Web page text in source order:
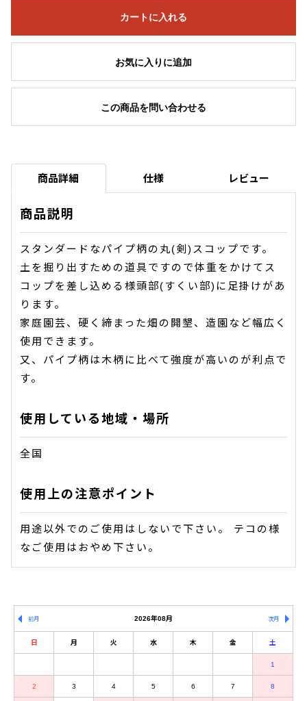
カートに入れる
お気に入りに追加
この商品を問い合わせる
商品詳細 仕様 レビュー
商品説明
スタンダードなパイプ柄の丸(剣)スコップです。
土を掘り出すための道具ですので体重をかけてス
コップを差し込める様頭部(すくい部)に足掛けがあ
ります。
家庭園芸、硬く締まった畑の開墾、造園など幅広く
使用できます。
又、パイプ柄は木柄に比べて強度が高いのが利点で
す。
使用している地域・場所
全国
使用上の注意ポイント
用途以外でのご使用はしないで下さい。 テコの様
なご使用はおやめ下さい。
2026年08月
前月 次月
日 月 火 水 木 金 土
1
2 3 4 5 6 7 8